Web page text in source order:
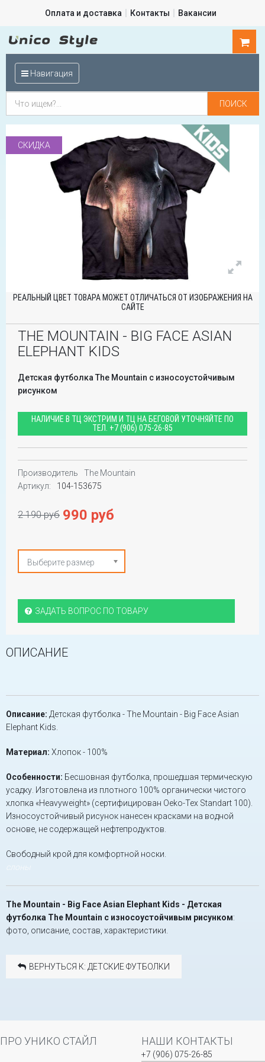
Оплата и доставка Контакты Вакансии
Навигация
СКИДКА
РЕАЛЬНЫЙ ЦВЕТ ТОВАРА МОЖЕТ ОТЛИЧАТЬСЯ ОТ ИЗОБРАЖЕНИЯ НА
САЙТЕ
THE MOUNTAIN - BIG FACE ASIAN
ELEPHANT KIDS
Детская футболка The Mountain с износоустойчивым
рисунком
НАЛИЧИЕ В ТЦ ЭКСТРИМ И ТЦ НА БЕГОВОЙ УТОЧНЯЙТЕ ПО
ТЕЛ. +7 (906) 075-26-85
Производитель
The Mountain
Артикул:
104-153675
2 190 руб 990 руб
Выберите размер
ЗАДАТЬ ВОПРОС ПО ТОВАРУ
ОПИСАНИЕ
Описание: Детская футболка - The Mountain - Big Face Asian
Elephant Kids.
Материал: Хлопок - 100%
Особенности: Бесшовная футболка, прошедшая термическую
усадку. Изготовлена из плотного 100% органически чистого
хлопка «Heavyweight» (сертифицирован Oeko-Tex Standart 100).
Износоустойчивый рисунок нанесен красками на водной
основе, не содержащей нефтепродуктов.
Свободный крой для комфортной носки.
слоны
The Mountain - Big Face Asian Elephant Kids - Детская
футболка The Mountain с износоустойчивым рисунком:
фото, описание, состав, характеристики.
ВЕРНУТЬСЯ К: ДЕТСКИЕ ФУТБОЛКИ
ПРО УНИКО СТАЙЛ НАШИ КОНТАКТЫ
+7 (906) 075-26-85